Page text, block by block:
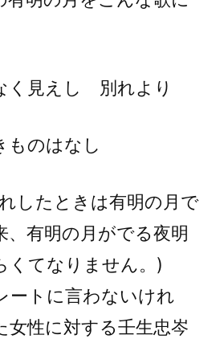
見えし 別れより
のはなし
したときは有明の月で
、有明の月がでる夜明
くてなりません。)
ートに言わないけれ
女性に対する壬生忠岑